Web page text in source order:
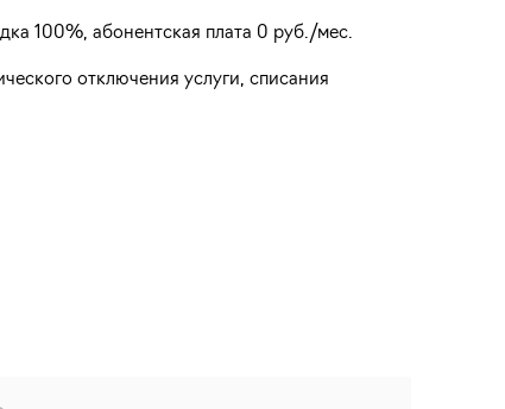
100%, абонентская плата 0 руб./мес.
отключения услуги, списания